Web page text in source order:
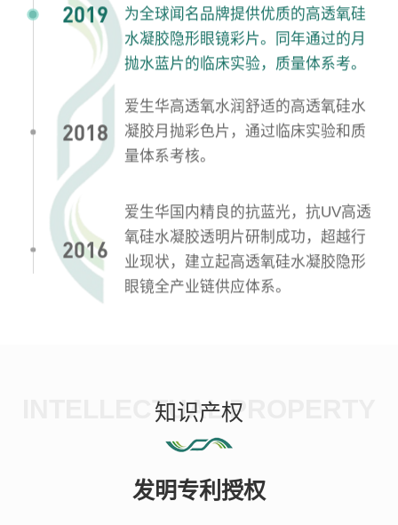
2019
为全球闻名品牌提供优质的高透氧硅
水凝胶隐形眼镜彩片。同年通过的月
抛水蓝片的临床实验，质量体系考。
2018
爱生华高透氧水润舒适的高透氧硅水
凝胶月抛彩色片，通过临床实验和质
量体系考核。
2016
爱生华国内精良的抗蓝光，抗UV高透
氧硅水凝胶透明片研制成功，超越行
业现状，建立起高透氧硅水凝胶隐形
眼镜全产业链供应体系。
厂）。
创立爱生华（苏州）光学有限公司，
高透氧会呼吸®高透氧硅水凝胶隐形眼
INTELLECTUAL PROPERTY
知识产权
发明专利授权